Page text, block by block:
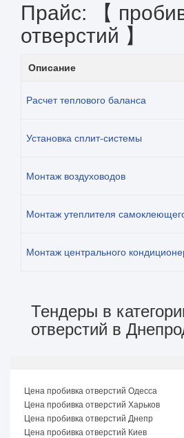
Прайс: 【
отверстий 】
Описание
Расчет теплового баланса
Установка сплит-системы
Монтаж воздуховодов
Монтаж утеплителя
Монтаж центрального
Тендеры в
отверстий в
Цена пробивка отверстий Одесса
Цена пробивка отверстий Харьков
Цена пробивка отверстий Днепр
Цена пробивка отверстий Киев